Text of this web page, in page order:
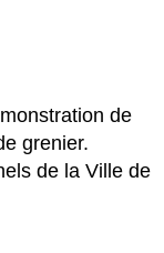
de
grenier.
de la Ville de